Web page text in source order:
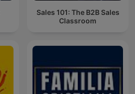
Sales 101: The B2B Sales
Classroom